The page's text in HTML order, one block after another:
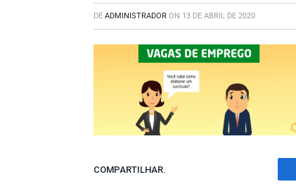
DE ADMINISTRADOR ON 13 DE ABRIL DE 2020
COMPARTILHAR.